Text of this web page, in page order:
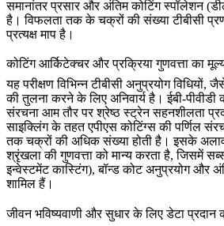
समानांतर प्रसार और अंतिम कोटिंग स्पॉलेशन
है। विफलता तक के चक्रों की संख्या टीबीसी
प्रत्यक्ष माप है।
कोटिंग आर्किटेक्चर और प्रक्रिया गुणवत्ता का
यह परीक्षण विभिन्न टीबीसी अनुप्रयोग विधियों,
की तुलना करने के लिए अनिवार्य है। ईबी-पीवीडी
संरचना आम तौर पर श्रेष्ठ स्ट्रेन सहनशीलता
साइक्लिंग के तहत एपीएस कोटिंग्स की पर्णिल
तक चक्रों की अधिक संख्या होती है। इसके अलावा,
श्रृंखला की गुणवत्ता को मान्य करता है, जिसमें
इन्वेस्टमेंट कास्टिंग), बॉन्ड कोट अनुप्रयोग और
शामिल हैं।
जीवन भविष्यवाणी और सुधार के लिए डेटा प्रदान